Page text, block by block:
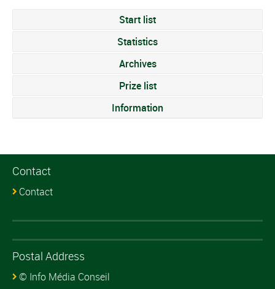
Start list
Statistics
Archives
Prize list
Information
Contact
Contact
Postal Address
© Info Média Conseil